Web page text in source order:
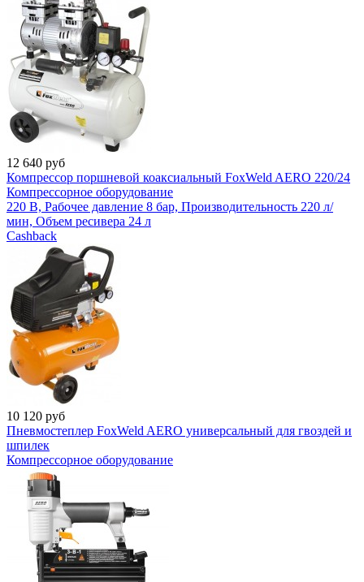
12 640 руб
Компрессор поршневой коаксиальный FoxWeld AERO 220/24
Компрессорное оборудование
220 В, Рабочее давление 8 бар, Производительность 220 л/
мин, Объем ресивера 24 л
Cashback
10 120 руб
Пневмостеплер FoxWeld AERO универсальный для гвоздей и
шпилек
Компрессорное оборудование